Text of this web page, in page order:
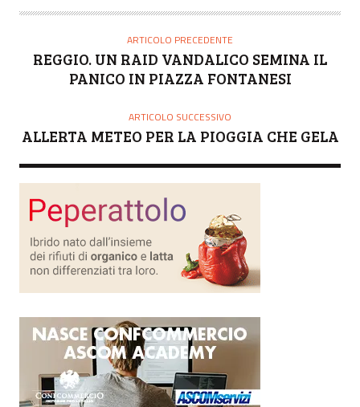
ARTICOLO PRECEDENTE
REGGIO. UN RAID VANDALICO SEMINA IL
PANICO IN PIAZZA FONTANESI
ARTICOLO SUCCESSIVO
ALLERTA METEO PER LA PIOGGIA CHE GELA